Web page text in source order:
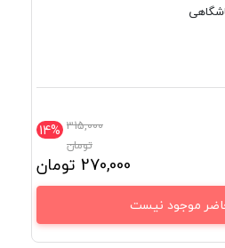
14% 315,000
تومان
270,000 تومان
موجود نیست